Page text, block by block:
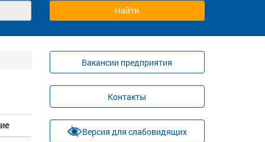
Вакансии предприятия
Контакты
Версия для слабовидящих